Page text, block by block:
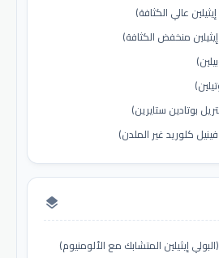
layers